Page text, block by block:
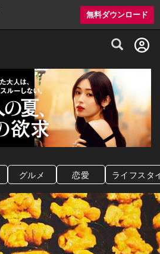
無料ダウンロード
グルメ情報・プレミアムレストラン予約
グルメ 恋愛 ライフスタ